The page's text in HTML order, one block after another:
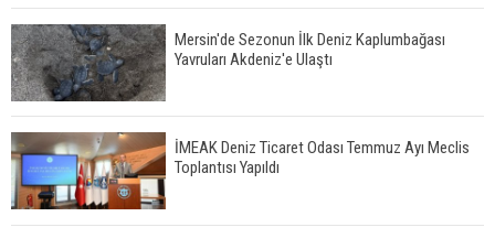
Mersin'de Sezonun İlk Deniz Kaplumbağası
Yavruları Akdeniz'e Ulaştı
İMEAK Deniz Ticaret Odası Temmuz Ayı Meclis
Toplantısı Yapıldı